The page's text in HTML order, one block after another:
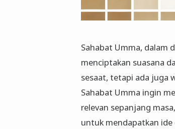
Sahabat Umma, dalam
menciptakan suasana
sesaat, tetapi ada juga
Sahabat Umma ingin
relevan sepanjang masa,
untuk mendapatkan